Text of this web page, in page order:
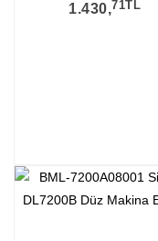
Led Lamba
1.430,71TL